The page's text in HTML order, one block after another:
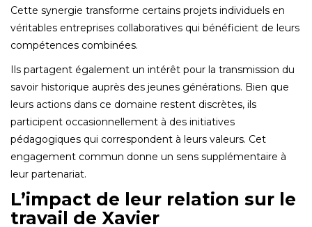
Cette synergie transforme certains projets individuels en
véritables entreprises collaboratives qui bénéficient de leurs
compétences combinées.
Ils partagent également un intérêt pour la transmission du
savoir historique auprès des jeunes générations. Bien que
leurs actions dans ce domaine restent discrètes, ils
participent occasionnellement à des initiatives
pédagogiques qui correspondent à leurs valeurs. Cet
engagement commun donne un sens supplémentaire à
leur partenariat.
L’impact de leur relation sur le
travail de Xavier